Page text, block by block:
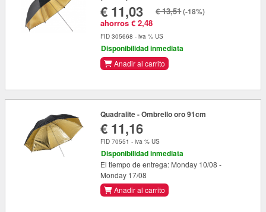
€ 11,03
ahorros € 2,48
€ 13,51(-18%)
FID 305668 - iva % US
Disponibilidad inmediata
Anadir al carrito
Quadralite - Ombrello oro 91cm
€ 11,16
FID 70551 - iva % US
Disponibilidad inmediata
El tiempo de entrega: Monday 10/08 -
Monday 17/08
Anadir al carrito